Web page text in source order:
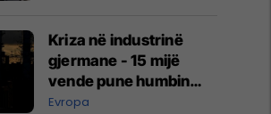
Kriza në industrinë
gjermane - 15 mijë
vende pune humbin
çdo muaj
Evropa